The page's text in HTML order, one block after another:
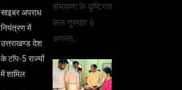
साइबर अपराध
नियंत्रण में
उत्तराखण्ड देश
के टॉप-5 राज्यों
में शामिल
संभावना के दृष्टिगत
कल गुरुवार 6
अगस्त…